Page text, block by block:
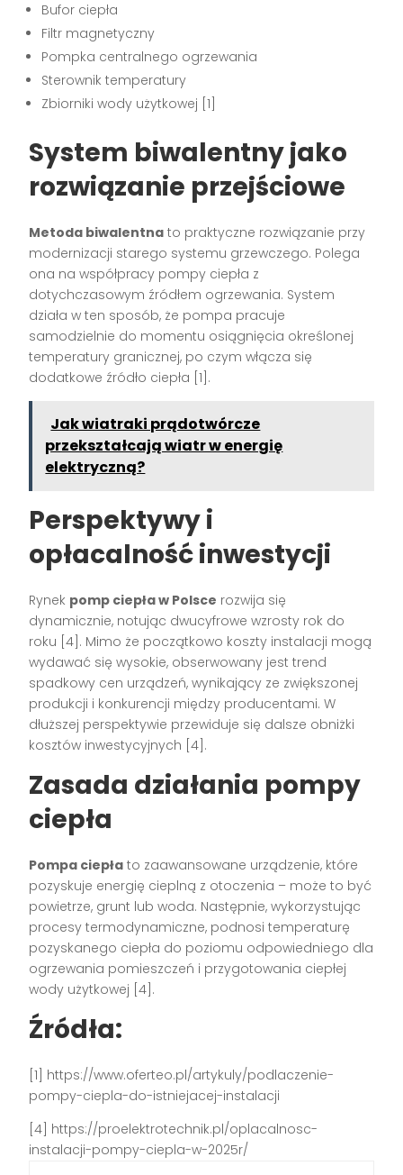
Bufor ciepła
Filtr magnetyczny
Pompka centralnego ogrzewania
Sterownik temperatury
Zbiorniki wody użytkowej [1]
System biwalentny jako
rozwiązanie przejściowe
Metoda biwalentna to praktyczne rozwiązanie przy
modernizacji starego systemu grzewczego. Polega
ona na współpracy pompy ciepła z
dotychczasowym źródłem ogrzewania. System
działa w ten sposób, że pompa pracuje
samodzielnie do momentu osiągnięcia określonej
temperatury granicznej, po czym włącza się
dodatkowe źródło ciepła [1].
Jak wiatraki prądotwórcze
przekształcają wiatr w energię
elektryczną?
Perspektywy i
opłacalność inwestycji
Rynek pomp ciepła w Polsce rozwija się
dynamicznie, notując dwucyfrowe wzrosty rok do
roku [4]. Mimo że początkowo koszty instalacji mogą
wydawać się wysokie, obserwowany jest trend
spadkowy cen urządzeń, wynikający ze zwiększonej
produkcji i konkurencji między producentami. W
dłuższej perspektywie przewiduje się dalsze obniżki
kosztów inwestycyjnych [4].
Zasada działania pompy
ciepła
Pompa ciepła to zaawansowane urządzenie, które
pozyskuje energię cieplną z otoczenia – może to być
powietrze, grunt lub woda. Następnie, wykorzystując
procesy termodynamiczne, podnosi temperaturę
pozyskanego ciepła do poziomu odpowiedniego dla
ogrzewania pomieszczeń i przygotowania ciepłej
wody użytkowej [4].
Źródła:
[1] https://www.oferteo.pl/artykuly/podlaczenie-
pompy-ciepla-do-istniejacej-instalacji
[4] https://proelektrotechnik.pl/oplacalnosc-
instalacji-pompy-ciepla-w-2025r/